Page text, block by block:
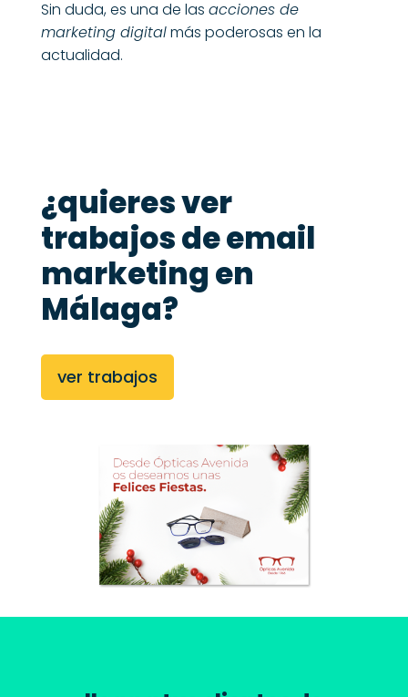
Sin duda, es una de las acciones de
marketing digitalmás poderosas en la
actualidad.
¿quieres ver
trabajos de email
marketing en
Málaga?
ver trabajos